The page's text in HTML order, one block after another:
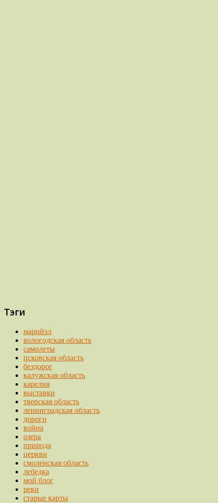
Тэги
марийэл
вологодская область
самолеты
псковская область
бездорог
калужская область
карелия
выставки
тверская область
ленинградская область
дороги
война
озера
природа
церкви
смоленская область
лебедка
мой блог
реки
старые карты